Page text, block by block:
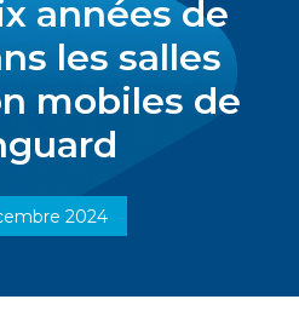
années de
les salles
mobiles de
2024